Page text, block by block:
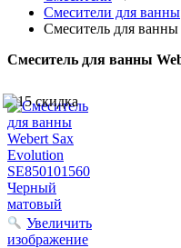
Смесители для ванны
Cмеситель для
Cмеситель для ванны
Увеличить
изображение